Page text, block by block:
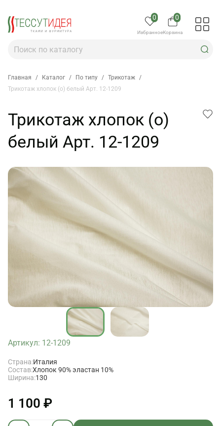
0
Избранное
0
Корзина
Главная / Каталог / По типу / Трикотаж /
Трикотаж хлопок (о) белый Арт. 12-1209
Трикотаж хлопок (о)
белый Арт. 12-1209
Артикул: 12-1209
Страна:Италия
Состав:Хлопок 90% эластан 10%
Ширина:130
1 100 ₽